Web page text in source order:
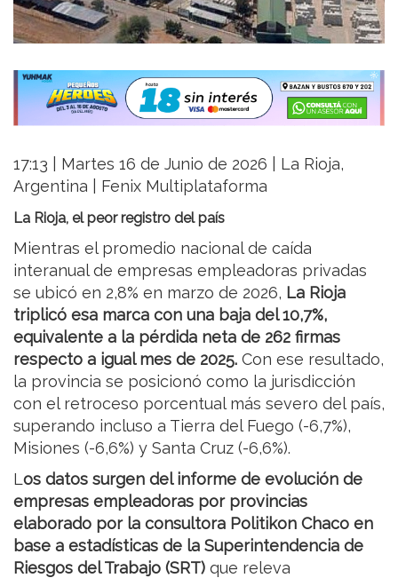
17:13 | Martes 16 de Junio de 2026 | La Rioja,
Argentina | Fenix Multiplataforma
La Rioja, el peor registro del país
Mientras el promedio nacional de caída
interanual de empresas empleadoras privadas
se ubicó en 2,8% en marzo de 2026, La Rioja
triplicó esa marca con una baja del 10,7%,
equivalente a la pérdida neta de 262 firmas
respecto a igual mes de 2025. Con ese resultado,
la provincia se posicionó como la jurisdicción
con el retroceso porcentual más severo del país,
superando incluso a Tierra del Fuego (-6,7%),
Misiones (-6,6%) y Santa Cruz (-6,6%).
Los datos surgen del informe de evolución de
empresas empleadoras por provincias
elaborado por la consultora Politikon Chaco en
base a estadísticas de la Superintendencia de
Riesgos del Trabajo (SRT) que releva